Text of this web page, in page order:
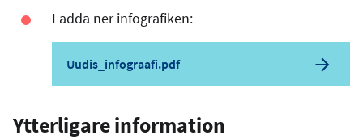
Ladda ner infografiken:
Uudis_infograafi.pdf
Ytterligare information